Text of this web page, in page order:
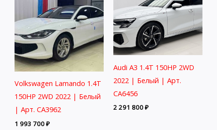
Volkswagen Lamando 1.4T
150HP 2WD 2022 | Белый
| Арт. CA3962
1 993 700₽
Audi A3 1.4T 150HP 2WD
2022 | Белый | Арт.
CA6456
2 291 800₽